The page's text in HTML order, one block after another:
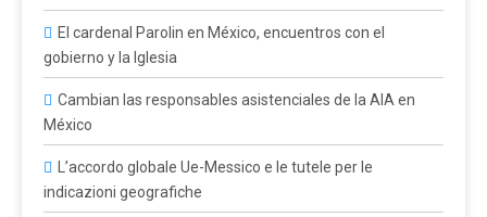
El cardenal Parolin en México, encuentros con el
gobierno y la Iglesia
Cambian las responsables asistenciales de la AIA en
México
L’accordo globale Ue-Messico e le tutele per le
indicazioni geografiche